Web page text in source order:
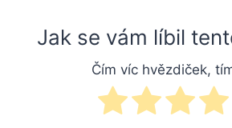
Jak se vám líbil
Čím víc hvězdiček,